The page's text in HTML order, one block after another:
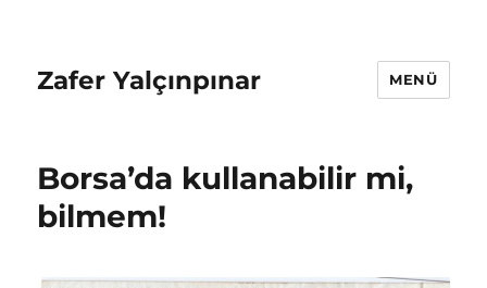
Zafer Yalçınpınar MENÜ
Borsa’da kullanabilir mi,
bilmem!